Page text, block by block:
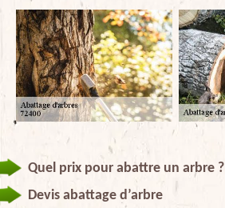
Quel prix pour abattre un arbre ?
Devis abattage d’arbre